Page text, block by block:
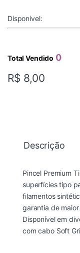
Disponivel:
Total Vendido 0
R$ 8,00
Descrição
Pincel Premium
superfícies tipo
filamentos
garantia de
Disponível em
com cabo Soft